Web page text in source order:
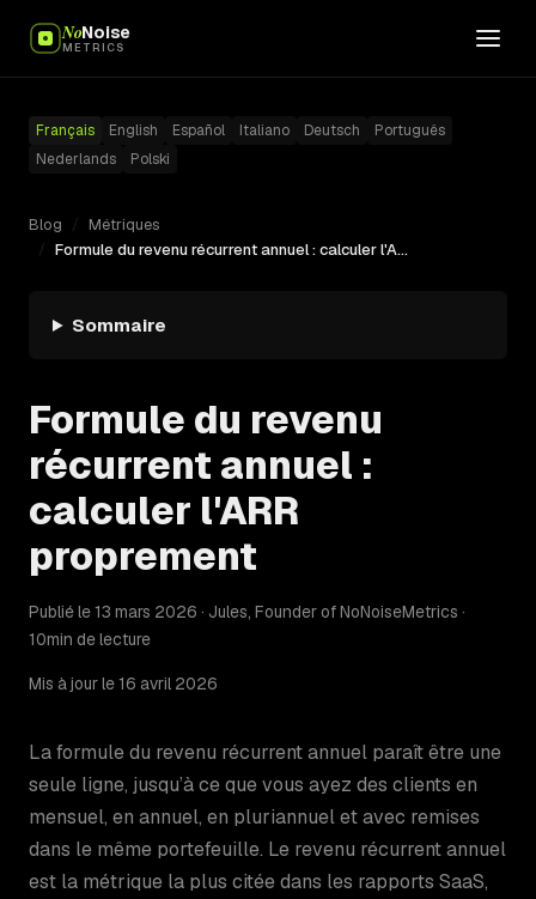
NoNoise
METRICS
Français English Español Italiano Deutsch
Português
Nederlands
Polski
Blog / Métriques
/
Formule du revenu récurrent annuel : calculer l'ARR proprement
Sommaire
Formule du revenu
récurrent annuel :
calculer l'ARR
proprement
Publié le 13 mars 2026 · Jules, Founder of NoNoiseMetrics ·
10min de lecture
Mis à jour le 16 avril 2026
La formule du revenu récurrent annuel paraît être une
seule ligne, jusqu’à ce que vous ayez des clients en
mensuel, en annuel, en pluriannuel et avec remises
dans le même portefeuille. Le revenu récurrent annuel
est la métrique la plus citée dans les rapports SaaS,